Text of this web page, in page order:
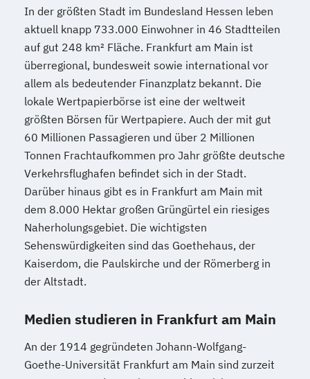
In der größten Stadt im Bundesland Hessen leben
aktuell knapp 733.000 Einwohner in 46 Stadtteilen
auf gut 248 km² Fläche. Frankfurt am Main ist
überregional, bundesweit sowie international vor
allem als bedeutender Finanzplatz bekannt. Die
lokale Wertpapierbörse ist eine der weltweit
größten Börsen für Wertpapiere. Auch der mit gut
60 Millionen Passagieren und über 2 Millionen
Tonnen Frachtaufkommen pro Jahr größte deutsche
Verkehrsflughafen befindet sich in der Stadt.
Darüber hinaus gibt es in Frankfurt am Main mit
dem 8.000 Hektar großen Grüngürtel ein riesiges
Naherholungsgebiet. Die wichtigsten
Sehenswürdigkeiten sind das Goethehaus, der
Kaiserdom, die Paulskirche und der Römerberg in
der Altstadt.
Medien studieren in Frankfurt am Main
An der 1914 gegründeten Johann-Wolfgang-
Goethe-Universität Frankfurt am Main sind zurzeit